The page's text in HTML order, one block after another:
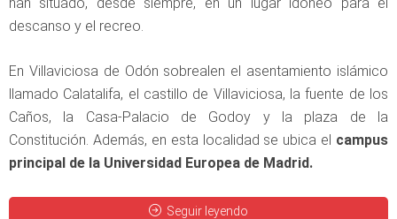
descanso y el recreo.
En Villaviciosa de Odón sobrealen el asentamiento islámico
llamado Calatalifa, el castillo de Villaviciosa, la fuente de los
Caños, la Casa-Palacio de Godoy y la plaza de la
Constitución. Además, en esta localidad se ubica el campus
principal de la Universidad Europea de Madrid.
Seguir leyendo